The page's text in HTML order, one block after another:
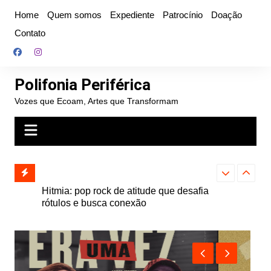
conteúdo
Home Quem somos Expediente Patrocínio
Doação
Contato
Polifonia Periférica
Vozes que Ecoam, Artes que Transformam
Vinil
de
HOLIDAY